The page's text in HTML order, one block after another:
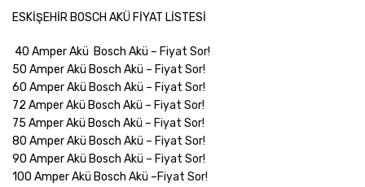
ESKİŞEHİR BOSCH AKÜ FİYAT LİSTESİ
40 Amper Akü Bosch Akü – Fiyat Sor!
50 Amper Akü Bosch Akü – Fiyat Sor!
60 Amper Akü Bosch Akü – Fiyat Sor!
72 Amper Akü Bosch Akü – Fiyat Sor!
75 Amper Akü Bosch Akü – Fiyat Sor!
80 Amper Akü Bosch Akü – Fiyat Sor!
90 Amper Akü Bosch Akü – Fiyat Sor!
100 Amper Akü Bosch Akü –Fiyat Sor!